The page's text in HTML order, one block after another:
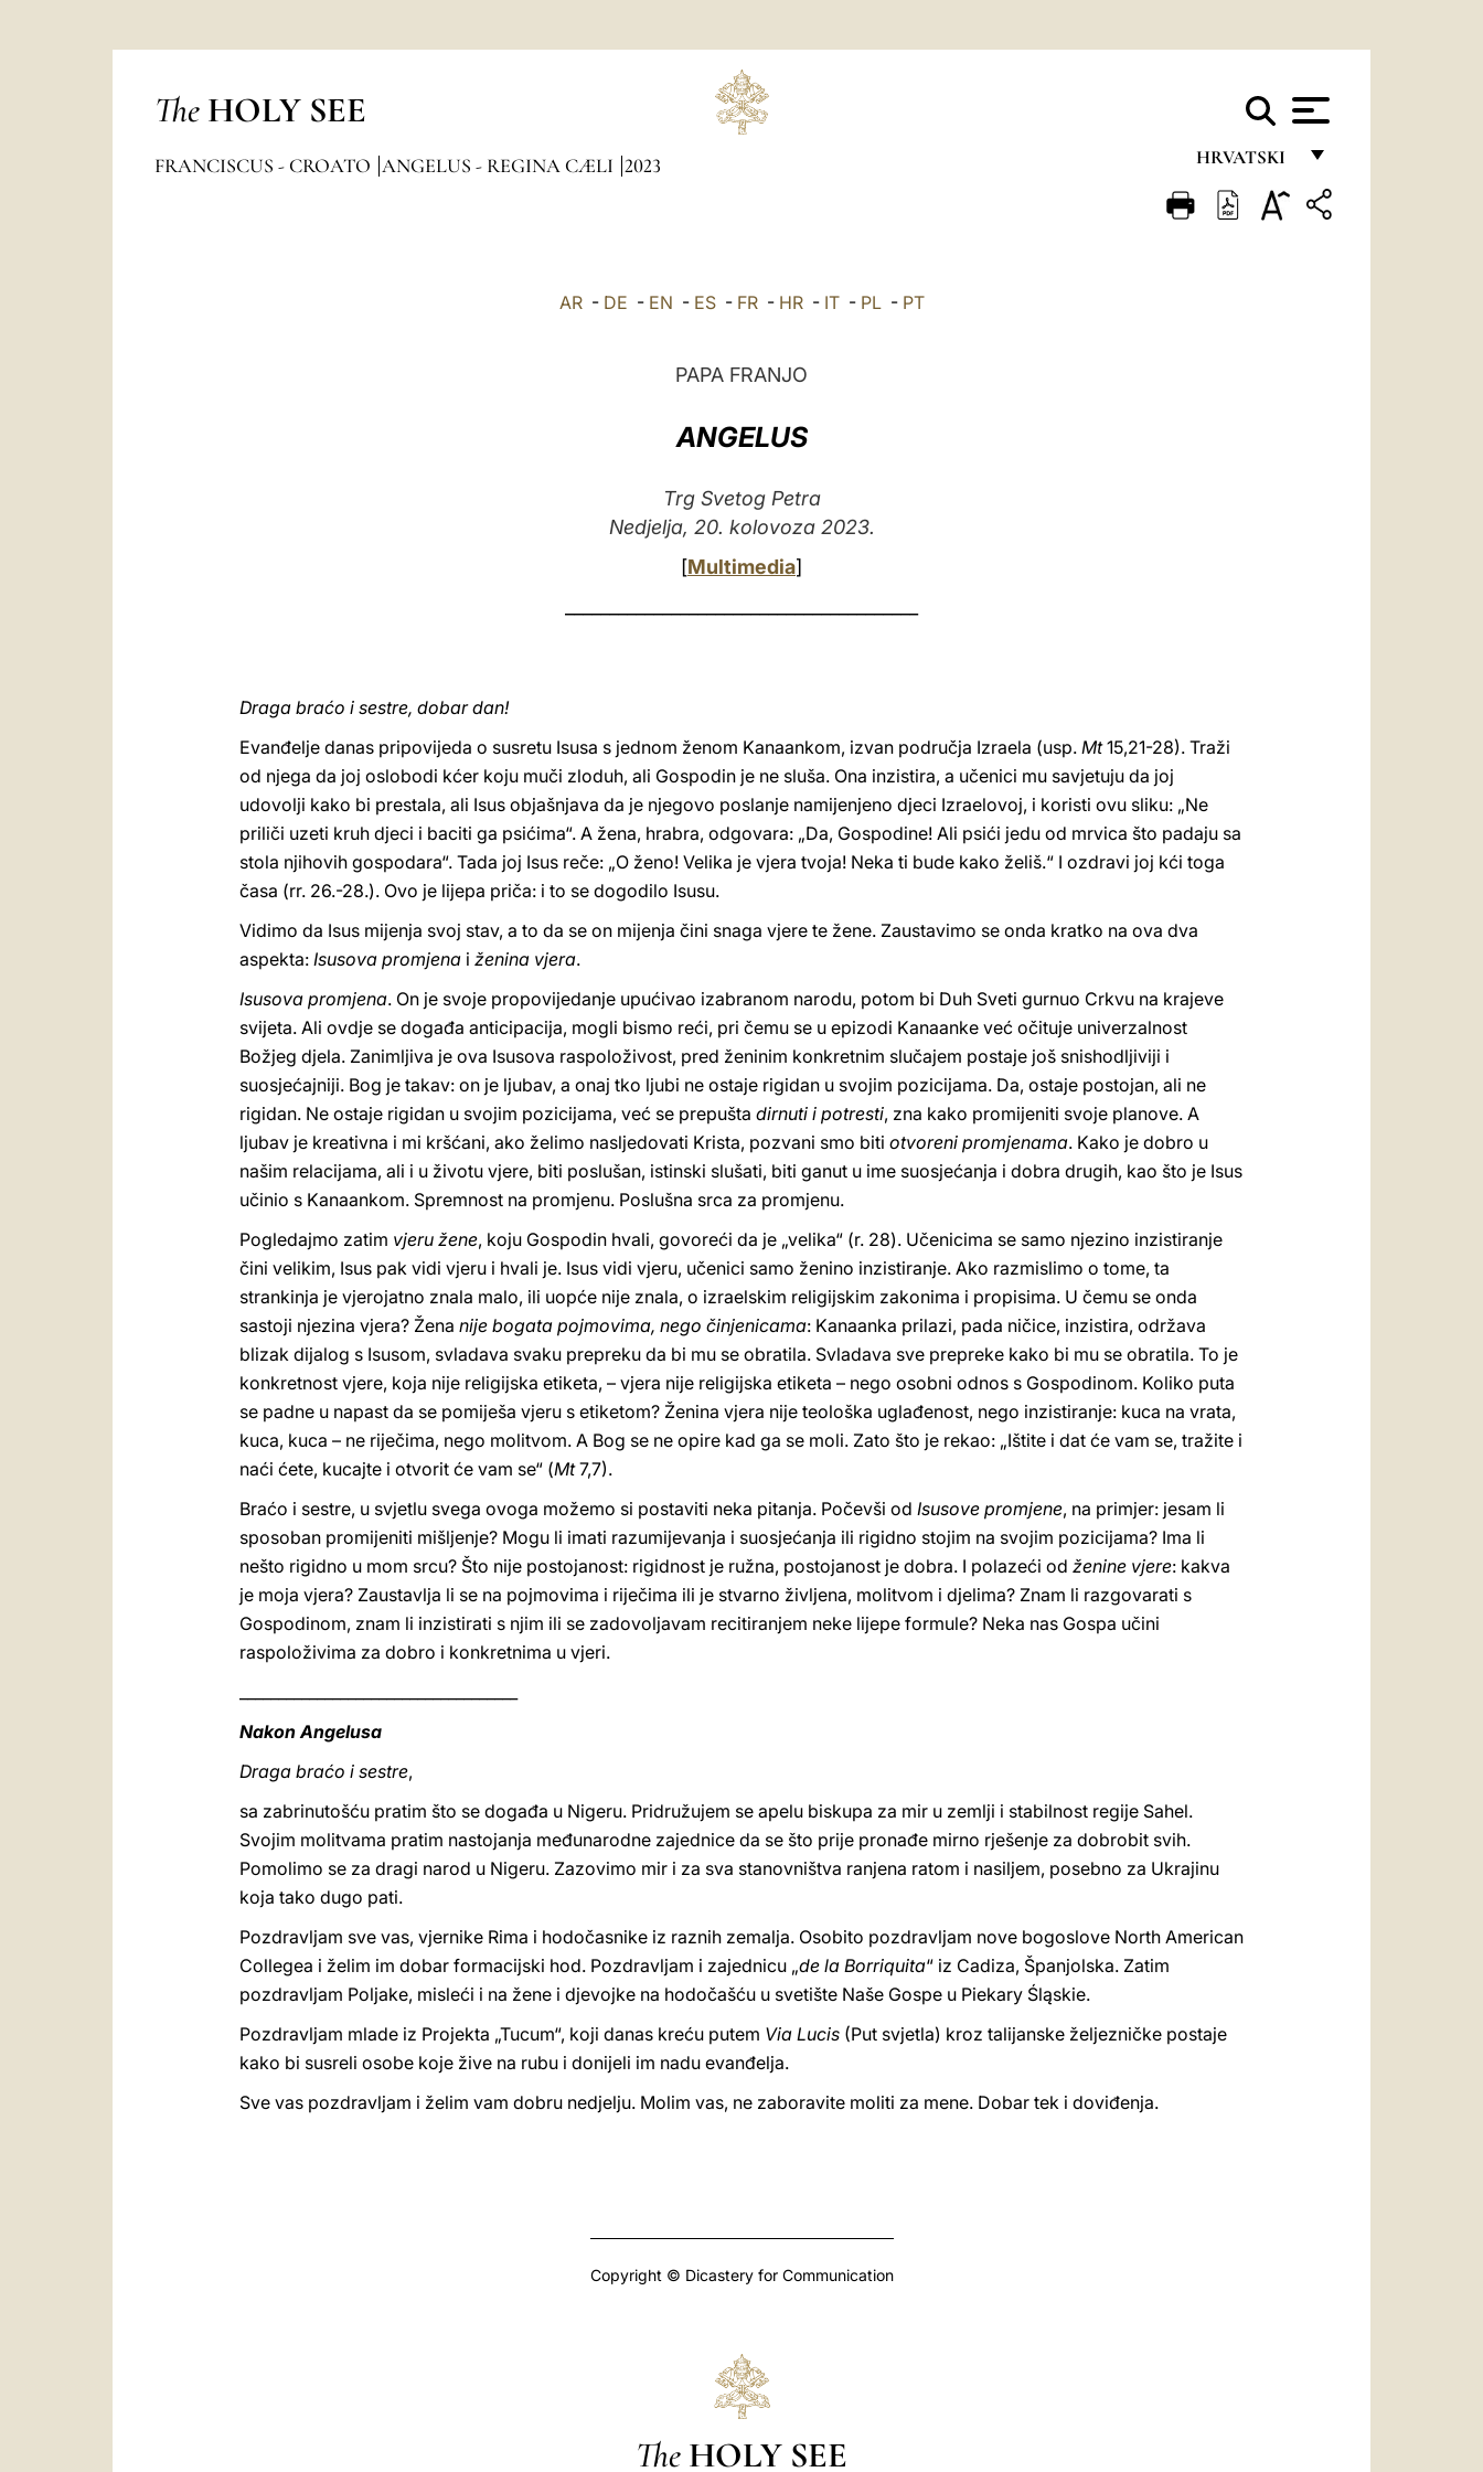
The HOLY SEE
HRVATSKI
FRANÇAIS
FRANCISCUS - CROATO ANGELUS - REGINA CÆLI 2023
AR- DE - EN - ES- FR- HR- IT- PL- PT
PAPA FRANJO
ANGELUS
Trg Svetog Petra
Nedjelja, 20. kolovoza 2023.
[Multimedia]
Draga braćo i sestre, dobar dan!
Evanđelje danas pripovijeda o susretu Isusa s jednom ženom Kanaankom, izvan područja Izraela (usp. Mt15,21-28). Traži
od njega da joj oslobodi kćer koju muči zloduh, ali Gospodin je ne sluša. Ona inzistira, a učenici mu savjetuju da joj
udovolji kako bi prestala, ali Isus objašnjava da je njegovo poslanje namijenjeno djeci Izraelovoj, i koristi ovu sliku: „Ne
priliči uzeti kruh djeci i baciti ga psićima“. A žena, hrabra, odgovara: „Da, Gospodine! Ali psići jedu od mrvica što padaju sa
stola njihovih gospodara“. Tada joj Isus reče: „O ženo! Velika je vjera tvoja! Neka ti bude kako želiš.“ I ozdravi joj kći toga
časa (rr. 26.-28.). Ovo je lijepa priča: i to se dogodilo Isusu.
Vidimo da Isus mijenja svoj stav, a to da se on mijenja čini snaga vjere te žene. Zaustavimo se onda kratko na ova dva
aspekta: Isusova promjena i ženina vjera.
Isusova promjena. On je svoje propovijedanje upućivao izabranom narodu, potom bi Duh Sveti gurnuo Crkvu na krajeve
svijeta. Ali ovdje se događa anticipacija, mogli bismo reći, pri čemu se u epizodi Kanaanke već očituje univerzalnost
Božjeg djela. Zanimljiva je ova Isusova raspoloživost, pred ženinim konkretnim slučajem postaje još snishodljiviji i
suosjećajniji. Bog je takav: on je ljubav, a onaj tko ljubi ne ostaje rigidan u svojim pozicijama. Da, ostaje postojan, ali ne
rigidan. Ne ostaje rigidan u svojim pozicijama, već se prepušta dirnuti i potresti, zna kako promijeniti svoje planove. A
ljubav je kreativna i mi kršćani, ako želimo nasljedovati Krista, pozvani smo biti otvoreni promjenama. Kako je dobro u
našim relacijama, ali i u životu vjere, biti poslušan, istinski slušati, biti ganut u ime suosjećanja i dobra drugih, kao što je Isus
učinio s Kanaankom. Spremnost na promjenu. Poslušna srca za promjenu.
Pogledajmo zatim vjeru žene, koju Gospodin hvali, govoreći da je „velika“ (r. 28). Učenicima se samo njezino inzistiranje
čini velikim, Isus pak vidi vjeru i hvali je. Isus vidi vjeru, učenici samo ženino inzistiranje. Ako razmislimo o tome, ta
strankinja je vjerojatno znala malo, ili uopće nije znala, o izraelskim religijskim zakonima i propisima. U čemu se onda
sastoji njezina vjera? Žena nije bogata pojmovima, nego činjenicama: Kanaanka prilazi, pada ničice, inzistira, održava
blizak dijalog s Isusom, svladava svaku prepreku da bi mu se obratila. Svladava sve prepreke kako bi mu se obratila. To je
konkretnost vjere, koja nije religijska etiketa, – vjera nije religijska etiketa – nego osobni odnos s Gospodinom. Koliko puta
se padne u napast da se pomiješa vjeru s etiketom? Ženina vjera nije teološka uglađenost, nego inzistiranje: kuca na vrata,
kuca, kuca – ne riječima, nego molitvom. A Bog se ne opire kad ga se moli. Zato što je rekao: „Ištite i dat će vam se, tražite i
naći ćete, kucajte i otvorit će vam se“ (Mt7,7).
Braćo i sestre, u svjetlu svega ovoga možemo si postaviti neka pitanja. Počevši od Isusove promjene, na primjer: jesam li
sposoban promijeniti mišljenje? Mogu li imati razumijevanja i suosjećanja ili rigidno stojim na svojim pozicijama? Ima li
nešto rigidno u mom srcu? Što nije postojanost: rigidnost je ružna, postojanost je dobra. I polazeći od ženine vjere: kakva
je moja vjera? Zaustavlja li se na pojmovima i riječima ili je stvarno življena, ​​molitvom i djelima? Znam li razgovarati s
Gospodinom, znam li inzistirati s njim ili se zadovoljavam recitiranjem neke lijepe formule? Neka nas Gospa učini
raspoloživima za dobro i konkretnima u vjeri.
Nakon Angelusa
Draga braćo i sestre,
sa zabrinutošću pratim što se događa u Nigeru. Pridružujem se apelu biskupa za mir u zemlji i stabilnost regije Sahel.
Svojim molitvama pratim nastojanja međunarodne zajednice da se što prije pronađe mirno rješenje za dobrobit svih.
Pomolimo se za dragi narod u Nigeru. Zazovimo mir i za sva stanovništva ranjena ratom i nasiljem, posebno za Ukrajinu
koja tako dugo pati.
Pozdravljam sve vas, vjernike Rima i hodočasnike iz raznih zemalja. Osobito pozdravljam nove bogoslove North American
Collegea i želim im dobar formacijski hod. Pozdravljam i zajednicu „de la Borriquita“ iz Cadiza, Španjolska. Zatim
pozdravljam Poljake, misleći i na žene i djevojke na hodočašću u svetište Naše Gospe u Piekary Śląskie.
Pozdravljam mlade iz Projekta „Tucum“, koji danas kreću putem Via Lucis (Put svjetla) kroz talijanske željezničke postaje
kako bi susreli osobe koje žive na rubu i donijeli im nadu evanđelja.
Sve vas pozdravljam i želim vam dobru nedjelju. Molim vas, ne zaboravite moliti za mene. Dobar tek i doviđenja.
Copyright © Dicastery for Communication
The HOLY SEE